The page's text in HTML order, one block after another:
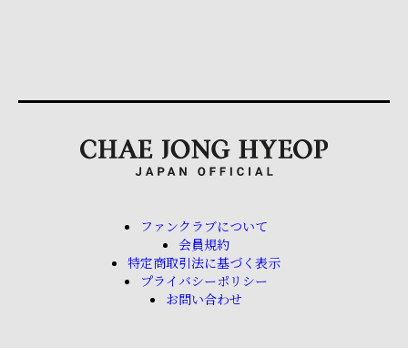
ファンクラブについて
会員規約
特定商取引法に基づく表示
プライバシーポリシー
お問い合わせ